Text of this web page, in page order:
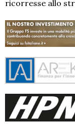
ricorresse allo